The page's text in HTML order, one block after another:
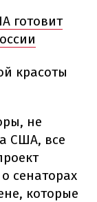
готовит
красоты
не
США, все
сенаторах
которые